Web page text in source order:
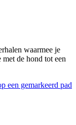
waarmee je
de hond tot een